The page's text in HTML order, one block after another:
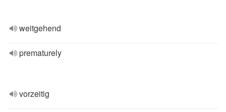
weitgehend
prematurely
vorzeitig